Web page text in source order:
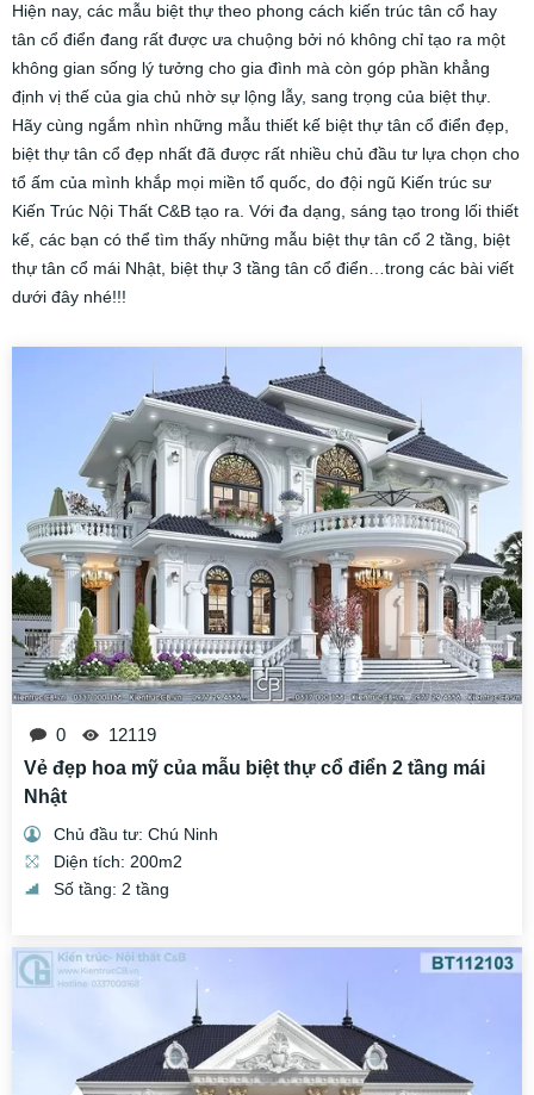
Hiện nay, các mẫu biệt thự theo phong cách kiến trúc tân cổ hay
tân cổ điển đang rất được ưa chuộng bởi nó không chỉ tạo ra một
không gian sống lý tưởng cho gia đình mà còn góp phần khẳng
định vị thế của gia chủ nhờ sự lộng lẫy, sang trọng của biệt thự.
Hãy cùng ngắm nhìn những mẫu thiết kế biệt thự tân cổ điển đẹp,
biệt thự tân cổ đẹp nhất đã được rất nhiều chủ đầu tư lựa chọn cho
tổ ấm của mình khắp mọi miền tổ quốc, do đội ngũ Kiến trúc sư
Kiến Trúc Nội Thất C&B tạo ra. Với đa dạng, sáng tạo trong lối thiết
kế, các bạn có thể tìm thấy những mẫu biệt thự tân cổ 2 tầng, biệt
thự tân cổ mái Nhật, biệt thự 3 tầng tân cổ điển…trong các bài viết
dưới đây nhé!!!
0
12119
Vẻ đẹp hoa mỹ của mẫu biệt thự cổ điển 2 tầng mái
Nhật
Chủ đầu tư: Chú Ninh
Diện tích: 200m2
Số tầng: 2 tầng